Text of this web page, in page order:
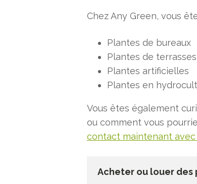
Chez Any Green, vous
Plantes de bureaux
Plantes de terrasses
Plantes artificielles
Plantes en
Vous êtes également
ou comment vous
contact maintenant avec
Acheter ou louer des